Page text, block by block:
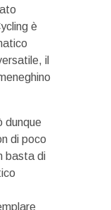
è
il
dunque
di poco
basta di